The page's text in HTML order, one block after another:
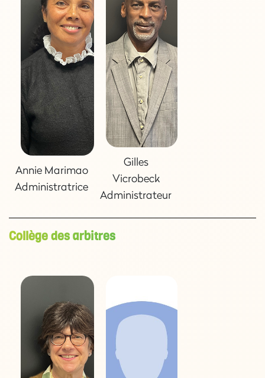
Annie Marimao
Administratrice
Gilles
Vicrobeck
Administrateur
Collège des arbitres